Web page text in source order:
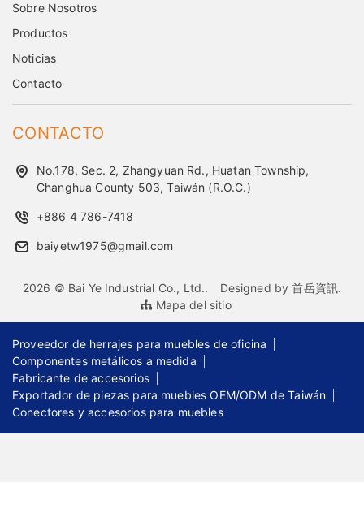
Sobre Nosotros
Productos
Noticias
Contacto
CONTACTO
No.178, Sec. 2, Zhangyuan Rd., Huatan Township,
Changhua County 503, Taiwán (R.O.C.)
+886 4 786-7418
baiyetw1975@gmail.com
2026 © Bai Ye Industrial Co., Ltd.. Designed by首岳資訊.
Mapa del sitio
Proveedor de herrajes para muebles de oficina
Componentes metálicos a medida
Fabricante de accesorios
Exportador de piezas para muebles OEM/ODM de Taiwán
Conectores y accesorios para muebles